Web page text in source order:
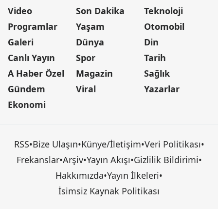
Video
Programlar
Galeri
Canlı Yayın
A Haber Özel
Gündem
Ekonomi
Son Dakika
Yaşam
Dünya
Spor
Magazin
Viral
Teknoloji
Otomobil
Din
Tarih
Sağlık
Yazarlar
RSS•Bize Ulaşın•Künye/İletişim•Veri Politikası•
Frekanslar•Arşiv•Yayın Akışı•Gizlilik Bildirimi•
Hakkımızda•Yayın İlkeleri•
İsimsiz Kaynak Politikası